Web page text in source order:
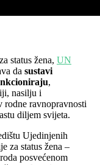
status žena, UN
da sustavi
,
nasilju i
rodne ravnopravnosti
diljem svijeta.
Ujedinjenih
za status žena –
posvećenom